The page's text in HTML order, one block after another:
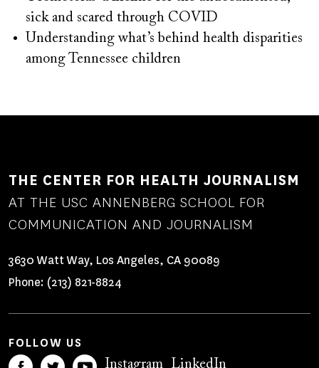
sick and scared through COVID
Understanding what’s behind health disparities
among Tennessee children
THE CENTER FOR HEALTH JOURNALISM
AT THE USC ANNENBERG SCHOOL FOR
COMMUNICATION AND JOURNALISM
3630 Watt Way, Los Angeles, CA 90089
Phone: (213) 821-8824
FOLLOW US
Instagram LinkedIn